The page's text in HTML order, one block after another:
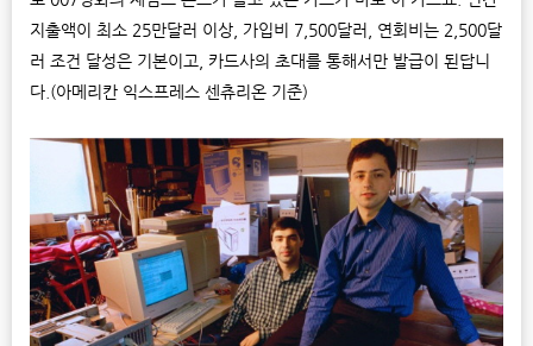
지출액이 최소 25만달러 이상, 가입비 7,500달러, 연회비는 2,500달
러 조건 달성은 기본이고, 카드사의 초대를 통해서만 발급이 된답니
다.(아메리칸 익스프레스 센츄리온 기준)